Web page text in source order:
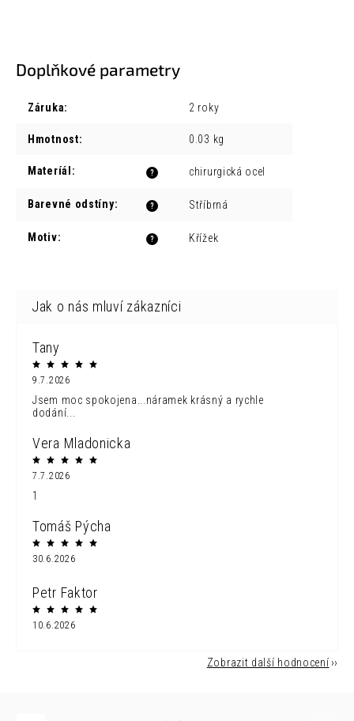
Doplňkové parametry
Záruka: 2 roky
Hmotnost: 0.03 kg
?
Materíál : chirurgická ocel
?
Barevné odstíny: Stříbrná
?
Motiv: Křížek
Tany
9.7.2026
Jsem moc spokojena...náramek krásný a rychle
dodání...
Vera Mladonicka
7.7.2026
1
Tomáš Pýcha
30.6.2026
Petr Faktor
10.6.2026
Zobrazit další hodnocení